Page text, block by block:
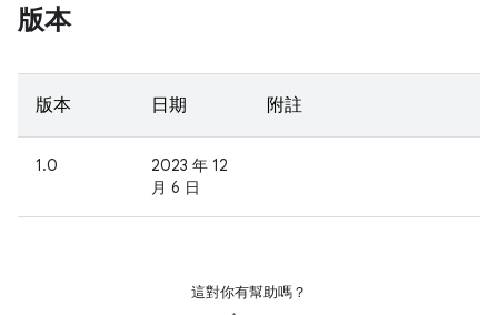
版本
版本 日期 附註
1.0
2023 年 12
月 6 日
這對你有幫助嗎？